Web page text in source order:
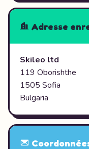
Adresse
Skileo ltd
119 Oborishthe
1505 Sofia
Bulgaria